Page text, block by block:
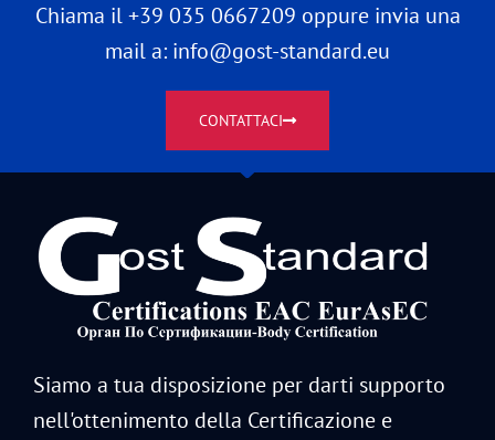
Chiama il +39 035 0667209 oppure invia una
mail a: info@gost-standard.eu
CONTATTACI
Siamo a tua disposizione per darti supporto
nell'ottenimento della Certificazione e